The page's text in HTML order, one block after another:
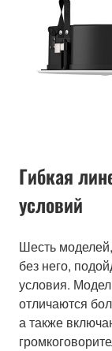
Гибкая
условий
Шесть
без него,
условия.
отличаются
а также